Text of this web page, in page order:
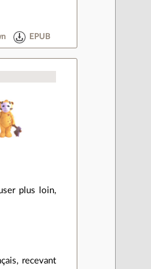
EPUB
plus loin,
recevant